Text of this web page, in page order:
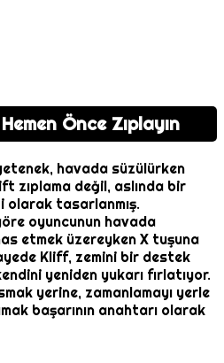
Önce Zıplayın
havada süzülürken
zıplama değil, aslında bir
olarak tasarlanmış.
oyuncunun havada
etmek üzereyken X tuşuna
Kliff, zemini bir destek
yeniden yukarı fırlatıyor.
yerine, zamanlamayı yerle
başarının anahtarı olarak